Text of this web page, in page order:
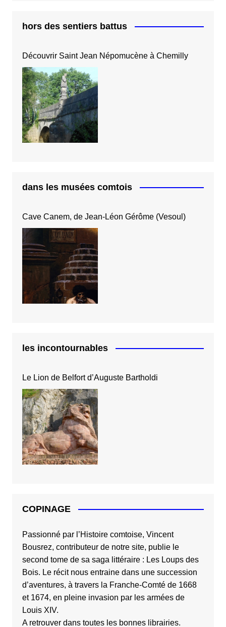
hors des sentiers battus
Découvrir Saint Jean Népomucène à Chemilly
dans les musées comtois
Cave Canem, de Jean-Léon Gérôme (Vesoul)
les incontournables
Le Lion de Belfort d’Auguste Bartholdi
COPINAGE
Passionné par l’Histoire comtoise, Vincent
Bousrez, contributeur de notre site, publie le
second tome de sa saga littéraire : Les Loups des
Bois. Le récit nous entraine dans une succession
d’aventures, à travers la Franche-Comté de 1668
et 1674, en pleine invasion par les armées de
Louis XIV.
A retrouver dans toutes les bonnes librairies.